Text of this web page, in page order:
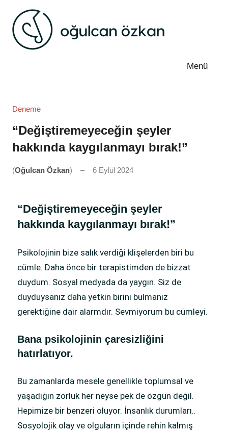
Menü
Deneme
“Değiştiremeyeceğin şeyler
hakkında kaygılanmayı bırak!”
(Oğulcan Özkan) 6 Eylül 2024
“Değiştiremeyeceğin şeyler
hakkında kaygılanmayı bırak!”
Psikolojinin bize salık verdiği klişelerden biri bu
cümle. Daha önce bir terapistimden de bizzat
duydum. Sosyal medyada da yaygın. Siz de
duyduysanız daha yetkin birini bulmanız
gerektiğine dair alarmdır. Sevmiyorum bu cümleyi.
Bana psikolojinin çaresizliğini
hatırlatıyor.
Bu zamanlarda mesele genellikle toplumsal ve
yaşadığın zorluk her neyse pek de özgün değil.
Hepimize bir benzeri oluyor. İnsanlık durumları..
Sosyolojik olay ve olguların içinde rehin kalmış